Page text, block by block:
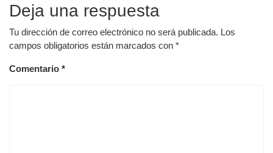
Deja una respuesta
Tu dirección de correo electrónico no será publicada. Los
campos obligatorios están marcados con *
Comentario *